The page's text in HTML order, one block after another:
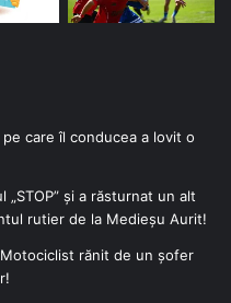
care îl conducea a lovit o
și a răsturnat un alt
rutier de la Medieșu Aurit!
rănit de un șofer